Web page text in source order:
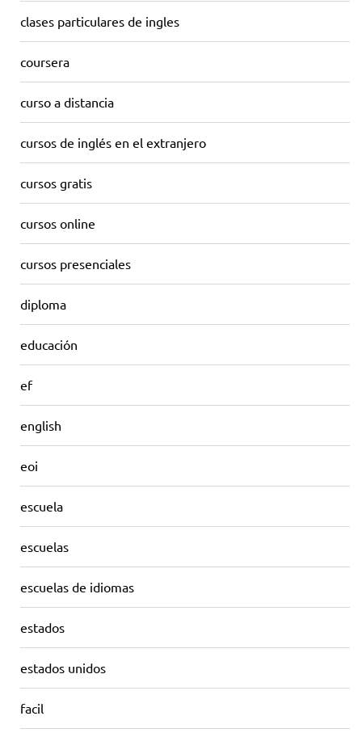
clases particulares de ingles
coursera
curso a distancia
cursos de inglés en el extranjero
cursos gratis
cursos online
cursos presenciales
diploma
educación
ef
english
eoi
escuela
escuelas
escuelas de idiomas
estados
estados unidos
facil